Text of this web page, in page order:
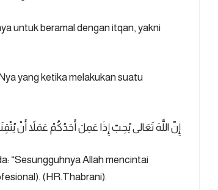
untuk beramal dengan itqan, yakni
yang ketika melakukan suatu
إِنّ اللَّهَ تَعَالى يُحِبّ إِذَا عَمِلَ أَحَدُكُمْ عَمَلاً أَنْ
“Sesungguhnya Allah mencintai
(HR.Thabrani).